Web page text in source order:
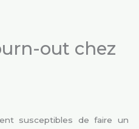
out chez
susceptibles de faire un